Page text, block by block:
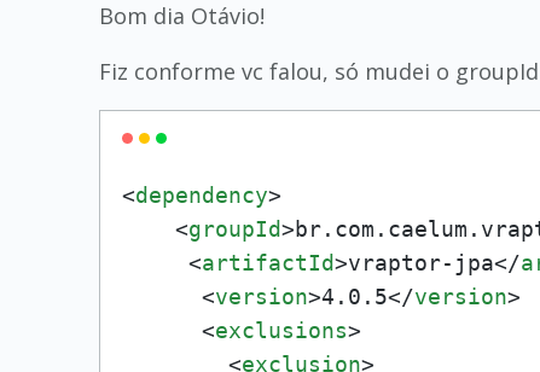
Bom dia Otávio!
Fiz conforme vc falou, só mudei o
<dependency>
<groupId>
<artifactId>vraptor-jpa</
<version>4.0.5</version>
<exclusions>
<exclusion>